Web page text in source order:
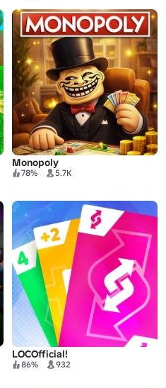
Monopoly
78% 5.7K
LOCOfficial!
86% 932